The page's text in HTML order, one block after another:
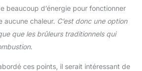
beaucoup d’énergie pour fonctionner
aucune chaleur. C’est donc une option
que les brûleurs traditionnels qui
.
ces points, il serait intéressant de